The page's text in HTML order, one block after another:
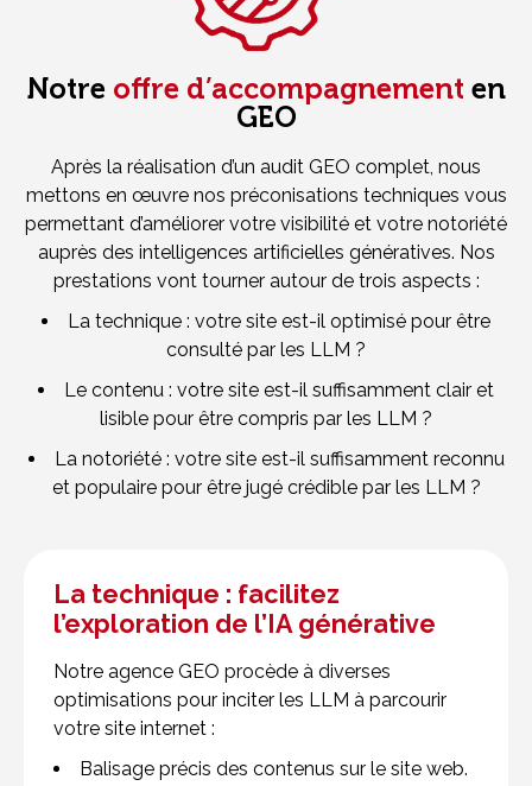
Notre offre d’accompagnement en
GEO
Après la réalisation d’un audit GEO complet, nous
mettons en œuvre nos préconisations techniques vous
permettant d’améliorer votre visibilité et votre notoriété
auprès des intelligences artificielles génératives. Nos
prestations vont tourner autour de trois aspects :
La technique : votre site est-il optimisé pour être
consulté par les LLM ?
Le contenu : votre site est-il suffisamment clair et
lisible pour être compris par les LLM ?
La notoriété : votre site est-il suffisamment reconnu
et populaire pour être jugé crédible par les LLM ?
La technique : facilitez
l’exploration de l’IA générative
Notre agence GEO procède à diverses
optimisations pour inciter les LLM à parcourir
votre site internet :
Balisage précis des contenus sur le site web.